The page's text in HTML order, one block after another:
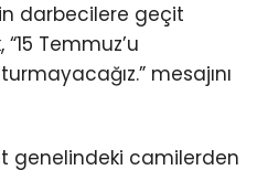
darbecilere geçit
Temmuz’u
mesajını
genelindeki camilerden